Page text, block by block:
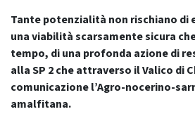
Tante potenzialità non rischiano di
una viabilità scarsamente sicura
tempo, di una profonda azione di
alla SP 2 che attraverso il Valico di
comunicazione l’Agro-nocerino-
amalfitana.